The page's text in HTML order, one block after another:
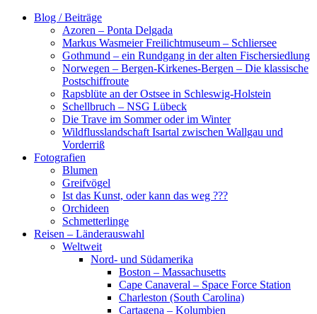
Zum
Blog / Beiträge
Azoren – Ponta Delgada
Markus Wasmeier Freilichtmuseum – Schliersee
Gothmund – ein Rundgang in der alten Fischersiedlung
Norwegen – Bergen-Kirkenes-Bergen – Die klassische
Postschiffroute
Rapsblüte an der Ostsee in Schleswig-Holstein
Schellbruch – NSG Lübeck
Die Trave im Sommer oder im Winter
Wildflusslandschaft Isartal zwischen Wallgau und
Vorderriß
Fotografien
Blumen
Greifvögel
Ist das Kunst, oder kann das weg ???
Orchideen
Schmetterlinge
Reisen – Länderauswahl
Weltweit
Nord- und Südamerika
Boston – Massachusetts
Cape Canaveral – Space Force Station
Charleston (South Carolina)
Cartagena – Kolumbien